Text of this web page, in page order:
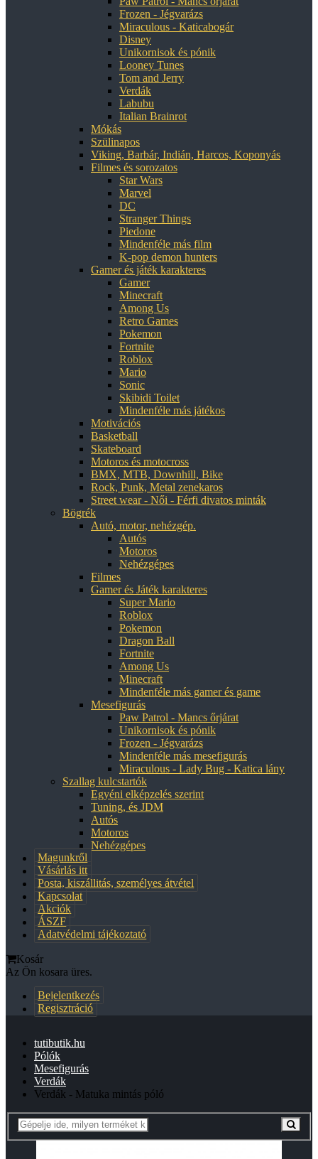
Frozen - Jégvarázs
Miraculous - Katicabogár
Disney
Unikornisok és pónik
Looney Tunes
Tom and Jerry
Verdák
Labubu
Italian Brainrot
Mókás
Szülinapos
Viking, Barbár, Indián, Harcos, Koponyás
Filmes és sorozatos
Star Wars
Marvel
DC
Stranger Things
Piedone
Mindenféle más film
K-pop demon hunters
Gamer és játék karakteres
Gamer
Minecraft
Among Us
Retro Games
Pokemon
Fortnite
Roblox
Mario
Sonic
Skibidi Toilet
Mindenféle más játékos
Motivációs
Basketball
Skateboard
Motoros és motocross
BMX, MTB, Downhill, Bike
Rock, Punk, Metal zenekaros
Street wear - Női - Férfi divatos minták
Bögrék
Autó, motor, nehézgép.
Autós
Motoros
Nehézgépes
Filmes
Gamer és Játék karakteres
Super Mario
Roblox
Pokemon
Dragon Ball
Fortnite
Among Us
Minecraft
Mindenféle más gamer és game
Mesefigurás
Paw Patrol - Mancs őrjárat
Unikornisok és pónik
Frozen - Jégvarázs
Mindenféle más mesefigurás
Miraculous - Lady Bug - Katica lány
Szallag kulcstartók
Egyéni elképzelés szerint
Tuning, és JDM
Autós
Motoros
Nehézgépes
Magunkről
Vásárlás itt
Posta, kiszállitás, személyes átvétel
Kapcsolat
Akciók
ÁSZF
Adatvédelmi tájékoztató
Kosár
Az Ön kosara üres.
Bejelentkezés
Regisztráció
tutibutik.hu
Pólók
Mesefigurás
Verdák
Verdák - Matuka mintás póló